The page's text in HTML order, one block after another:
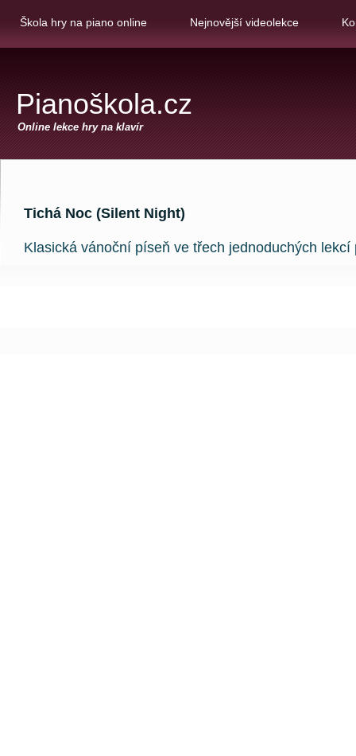
Škola hry na piano online Nejnovější videolekce
Pianoškola.cz
Online lekce hry na klavír
Tichá Noc (Silent Night)
Klasická vánoční píseň ve třech jednoduchých lekcí